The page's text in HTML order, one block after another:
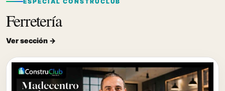
Ferretería
Ver sección →